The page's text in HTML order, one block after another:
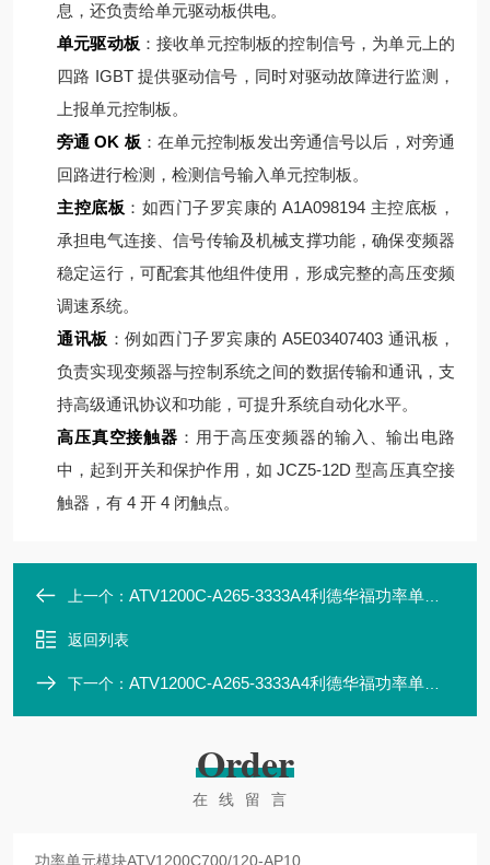
息，还负责给单元驱动板供电。
单元驱动板 ：接收单元控制板的控制信号，为单元上的
四路 IGBT 提供驱动信号，同时对驱动故障进行监测，
上报单元控制板。
旁通 OK 板 ：在单元控制板发出旁通信号以后，对旁通
回路进行检测，检测信号输入单元控制板。
主控底板 ：如西门子罗宾康的 A1A098194 主控底板，
承担电气连接、信号传输及机械支撑功能，确保变频器
稳定运行，可配套其他组件使用，形成完整的高压变频
调速系统。
通讯板 ：例如西门子罗宾康的 A5E03407403 通讯板，
负责实现变频器与控制系统之间的数据传输和通讯，支
持高级通讯协议和功能，可提升系统自动化水平。
高压真空接触器 ：用于高压变频器的输入、输出电路
中，起到开关和保护作用，如 JCZ5-12D 型高压真空接
触器，有 4 开 4 闭触点。
上一个： ATV1200C-A265-3333A4利德华福功率单元模块HARS700/120-AN01
返回列表
下一个： ATV1200C-A265-3333A4利德华福功率单元模块HARS700/12-AN01
Order
在线留言